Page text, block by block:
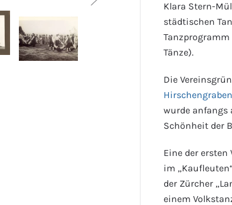
Klara Stern-
städtischen
Tänze).
Die
wurde anfangs
Schönheit der
Eine der
im
der Zürcher
einem